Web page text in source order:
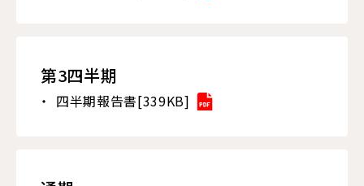
第3四半期
四半期報告書[339KB]